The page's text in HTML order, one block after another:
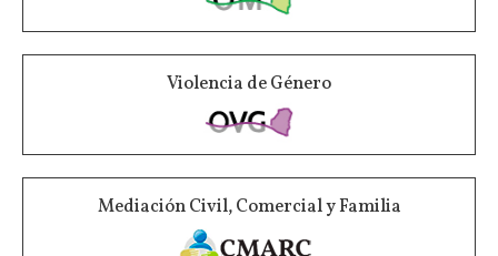
Violencia de Género
Mediación Civil, Comercial y Familia